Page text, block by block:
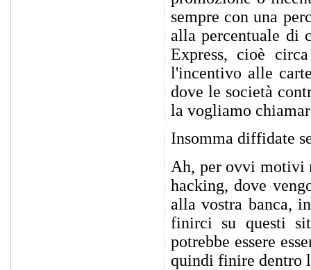
sempre con una
alla percentuale di
Express, cioè
l'incentivo alle
dove le società
la vogliamo
Insomma diffidate
Ah, per ovvi motivi
hacking, dove
alla vostra banca,
finirci su questi
potrebbe essere
quindi finire dentro